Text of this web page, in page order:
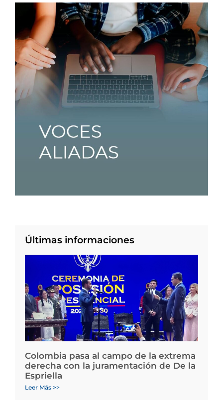
Últimas informaciones
Colombia pasa al campo de la extrema
derecha con la juramentación de De la
Espriella
Leer Más >>